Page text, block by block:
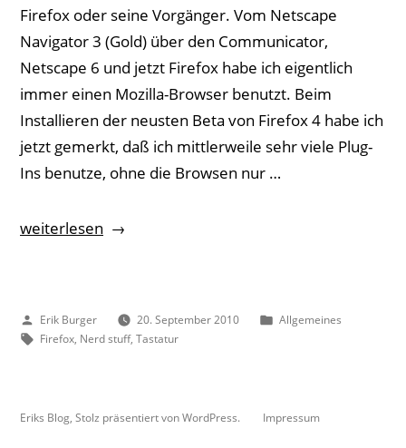
Firefox oder seine Vorgänger. Vom Netscape
Navigator 3 (Gold) über den Communicator,
Netscape 6 und jetzt Firefox habe ich eigentlich
immer einen Mozilla-Browser benutzt. Beim
Installieren der neusten Beta von Firefox 4 habe ich
jetzt gemerkt, daß ich mittlerweile sehr viele Plug-
Ins benutze, ohne die Browsen nur …
„Mozilla
weiterlesen
Veröffentlicht
von
Erik Burger 20. September 2010
Veröffentlicht
Allgemeines
Schlagwörter:
Firefox, Nerd stuff, Tastatur
Eriks Blog Stolz präsentiert von WordPress. Impressum